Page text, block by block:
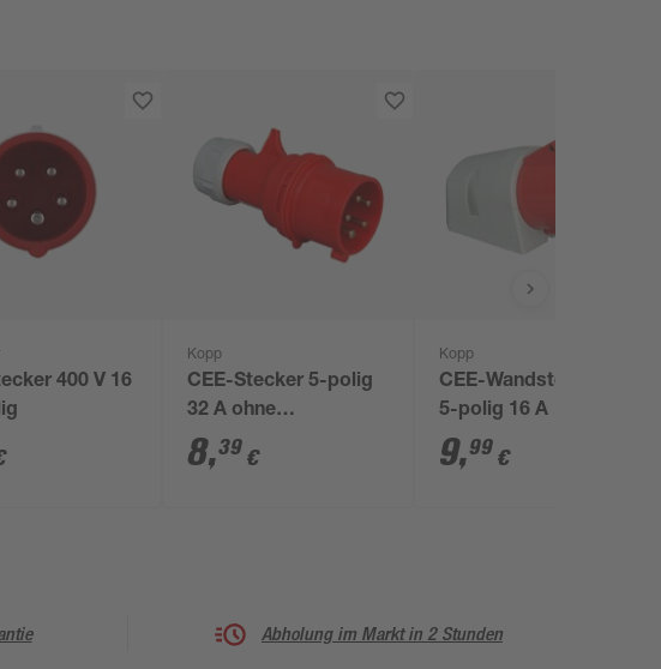
400 V 16
Kopp
CEE-Stecker 5-polig
32 A ohne
Phasenwender
8,39 €
Kopp
CEE-Wandsteckdose
5-polig 16 A
9,99 €
Abholung im Markt in 2 Stunden